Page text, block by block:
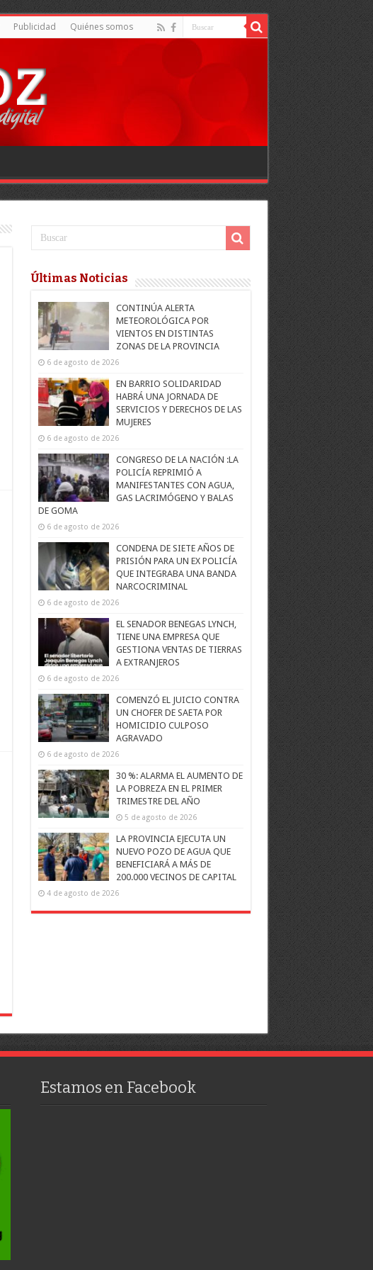
Publicidad Quiénes somos
Últimas Noticias
CONTINÚA ALERTA
METEOROLÓGICA POR
VIENTOS EN DISTINTAS
ZONAS DE LA PROVINCIA
6 de agosto de 2026
EN BARRIO SOLIDARIDAD
HABRÁ UNA JORNADA DE
SERVICIOS Y DERECHOS DE LAS
MUJERES
6 de agosto de 2026
CONGRESO DE LA NACIÓN :LA
POLICÍA REPRIMIÓ A
MANIFESTANTES CON AGUA,
GAS LACRIMÓGENO Y BALAS
DE GOMA
6 de agosto de 2026
CONDENA DE SIETE AÑOS DE
PRISIÓN PARA UN EX POLICÍA
QUE INTEGRABA UNA BANDA
NARCOCRIMINAL
6 de agosto de 2026
EL SENADOR BENEGAS LYNCH,
TIENE UNA EMPRESA QUE
GESTIONA VENTAS DE TIERRAS
A EXTRANJEROS
6 de agosto de 2026
COMENZÓ EL JUICIO CONTRA
UN CHOFER DE SAETA POR
HOMICIDIO CULPOSO
AGRAVADO
6 de agosto de 2026
30 %: ALARMA EL AUMENTO DE
LA POBREZA EN EL PRIMER
TRIMESTRE DEL AÑO
5 de agosto de 2026
LA PROVINCIA EJECUTA UN
NUEVO POZO DE AGUA QUE
BENEFICIARÁ A MÁS DE
200.000 VECINOS DE CAPITAL
4 de agosto de 2026
Estamos en Facebook